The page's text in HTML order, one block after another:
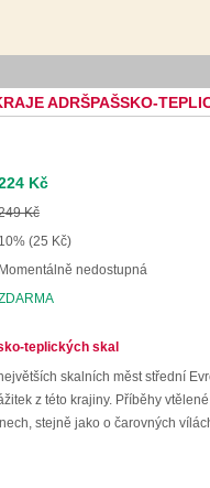
ADRŠPAŠSKO-
Kč
Kč
10% (25 Kč)
Momentálně nedostupná
teplických skal
skalních měst střední
z této krajiny. Příběhy
stejně jako o čarovných